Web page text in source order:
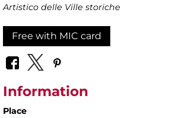
Artistico delle Ville storiche
Free with MIC card
Information
Place